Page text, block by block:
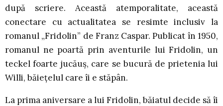
după scriere. Această atemporalitate, această
conectare cu actualitatea se resimte inclusiv la
romanul „Fridolin” de Franz Caspar. Publicat în 1950,
romanul ne poartă prin aventurile lui Fridolin, un
teckel foarte jucăuș, care se bucură de prietenia lui
Willi, băiețelul care îi e stăpân.
La prima aniversare a lui Fridolin, băiatul decide să îi